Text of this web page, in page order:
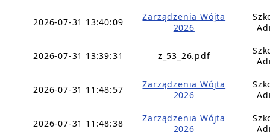
2026-07-31 13:40:09
Zarządzenia Wójta
2026
2026-07-31 13:39:31 z_53_26.pdf
2026-07-31 11:48:57
Zarządzenia Wójta
2026
2026-07-31 11:48:38
Zarządzenia Wójta
2026